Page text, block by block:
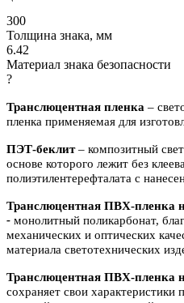
300
Толщина знака, мм
6.42
Материал знака безопасности
?
Транслюцентная пленка –
пленка применяемая для
ПЭТ-беклит– композитный
основе которого лежит без
полиэтилентерефталата с
Транслюцентная ПВХ-пленка
- монолитный поликарбонат,
механических и оптических
материала светотехнических
Транслюцентная ПВХ-пленка
сохраняет свои характеристики